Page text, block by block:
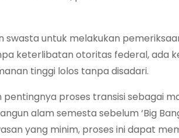
swasta untuk melakukan
keterlibatan otoritas federal, ada
tinggi lolos tanpa disadari.
proses transisi sebagai
alam semesta sebelum ‘Big
yang minim, proses ini dapat